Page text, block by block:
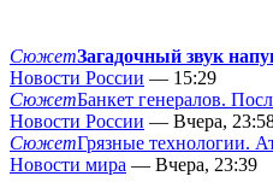
СюжетЗагадочный звук
Новости России — 15:29
СюжетБанкет генералов.
Новости России — Вчера,
СюжетГрязные технологии.
Новости мира — Вчера, 23:39